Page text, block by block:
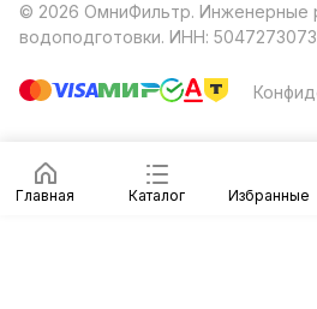
Главная Каталог Избранные
© 2026 ОмниФильтр. Инженерные
водоподготовки. ИНН: